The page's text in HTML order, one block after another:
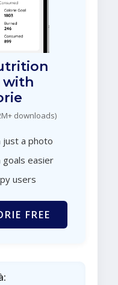
with
downloads)
just a photo
easier
users
FREE